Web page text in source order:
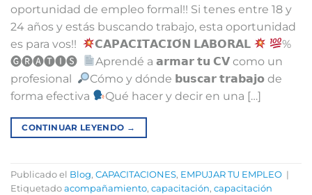
oportunidad de empleo formal!!⁣ ⁣⁣Si tenes entre 18 y
24 años y estás buscando trabajo, esta oportunidad
es para vos!!⁣ ⁣ ⁣
𝗖𝗔𝗣𝗔𝗖𝗜𝗧𝗔𝗖𝗜𝗢́𝗡 𝗟𝗔𝗕𝗢𝗥𝗔𝗟
%
🅖🅡🅐🅣🅘🅢⁣ ⁣⁣⁣
Aprendé a 𝗮𝗿𝗺𝗮𝗿 𝘁𝘂 𝗖𝗩 como un
profesional ⁣⁣
Cómo y dónde 𝗯𝘂𝘀𝗰𝗮𝗿 𝘁𝗿𝗮𝗯𝗮𝗷𝗼 de
forma efectiva⁣
Qué hacer y decir en una […]
CONTINUAR LEYENDO →
Publicado el Blog, CAPACITACIONES, EMPUJAR TU EMPLEO
Etiquetado acompañamiento, capacitación, capacitación